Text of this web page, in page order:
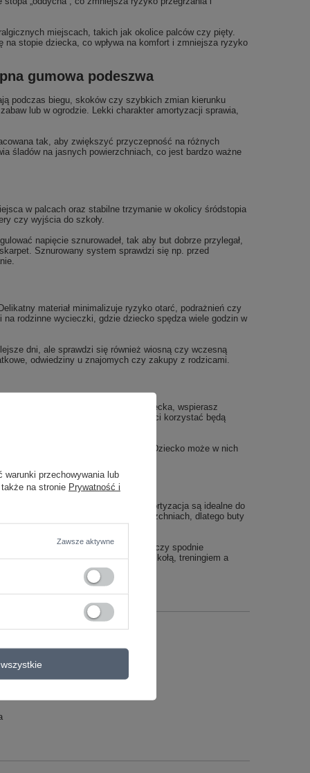
miejscach, takich jak okolice palców czy pięty.
stopie dziecka, co wpływa na komfort i zmniejsza ryzyko
gumowa podeszwa
podczas biegu, skoków czy szybkich zmian kierunku
lub w ogrodzie. Lekki charakter amortyzacji sprawia,
tak, aby zwiększyć przyczepność na różnych
śladów na jasnych powierzchniach, co jest bardzo ważne
w palcach oraz stabilne trzymanie w okolicy śródstopia
czy wyjścia do szkoły.
napięcie sznurowadeł, tak aby but dobrze przylegał,
Sznurowany system sprawdzi się np. przed
materiał minimalizuje ryzyko otarć, podrażnień czy
rodzinne wycieczki, gdzie dziecko spędza wiele godzin w
dni, ale sprawdzi się również wiosną czy wczesną
odwiedziny u znajomych czy zakupy z rodzicami.
wybierając te buty dla swojego dziecka, wspierasz
naturalne, z którego w przyszłości korzystać będą
przyjaźniejsze dla planety. Dziecko może w nich
Lekka konstrukcja i dobra amortyzacja są idealne do
poruszać się na różnych powierzchniach, dlatego buty
przez legginsy i szorty, po jeansy czy spodnie
częstej zmiany butów między szkołą, treningiem a
warunki przechowywania lub
na stronie Prywatność i
Zawsze aktywne